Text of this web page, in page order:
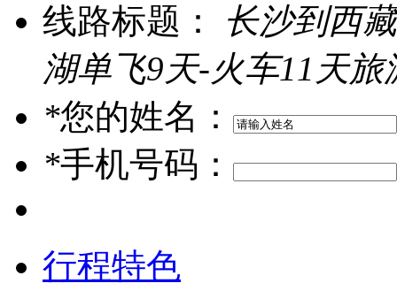
线路标题：
长沙到西
湖单飞9天-火车11天旅
*您的姓名：
*手机号码：
行程特色